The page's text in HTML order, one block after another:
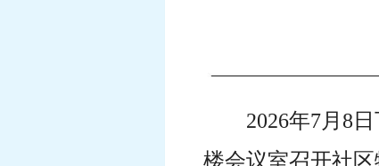
2026年7月8
楼会议室召开社